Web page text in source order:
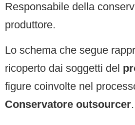
Responsabile della
produttore.
Lo schema che segue
ricoperto dai soggetti del
figure coinvolte nel
Conservatore outsourcer.